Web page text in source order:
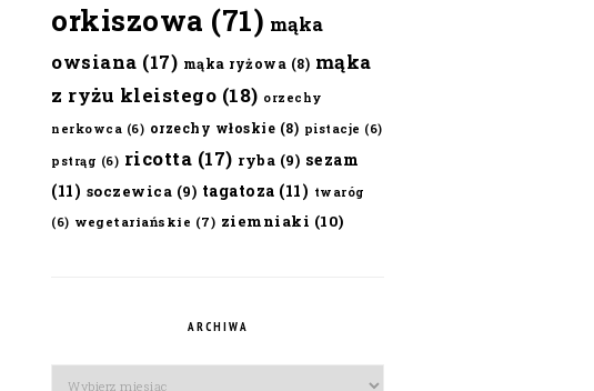
orkiszowa (71) mąka
owsiana (17) mąka ryżowa (8) mąka
z ryżu kleistego (18) orzechy
nerkowca (6) orzechy włoskie (8) pistacje (6)
pstrąg (6) ricotta (17) ryba (9) sezam
(11) soczewica (9) tagatoza (11) twaróg
(6) wegetariańskie (7) ziemniaki (10)
ARCHIWA
Archiwa